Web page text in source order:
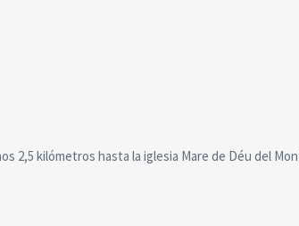
2,5 kilómetros hasta la iglesia Mare de Déu del